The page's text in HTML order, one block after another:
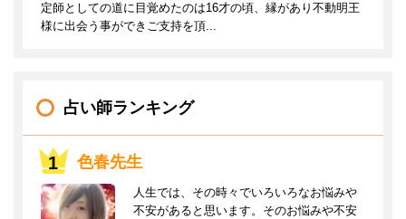
定師としての道に目覚めたのは16才の頃、縁があり不動明王
様に出会う事ができご支持を頂...
占い師ランキング
色春先生
人生では、その時々でいろいろなお悩みや
不安があると思います。そのお悩みや不安